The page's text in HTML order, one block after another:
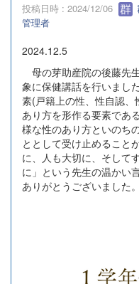
投稿日時 : 2024/12/06
管理者
2024.12.5
母の芽助産院の後藤先
象に保健講話を行いまし
素(戸籍上の性、性自認
あり方を形作る要素であ
様な性のあり方といのち
ととして受け止めること
に、人も大切に、そして
に」という先生の温かい
ありがとうございました。